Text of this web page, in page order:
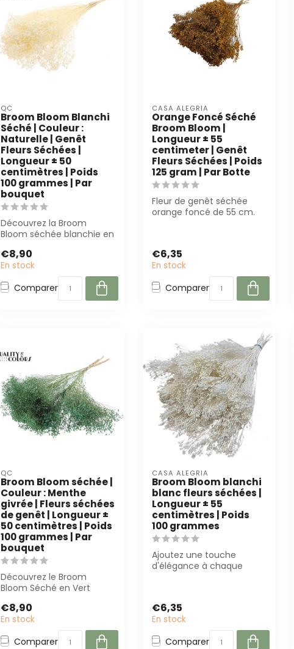
QC
Broom Bloom Blanchi
Séché | Couleur :
Naturelle | Genêt
Fleurs Séchées |
Longueur ± 50
centimètres | Poids
100 grammes | Par
bouquet
Découvrez la Broom
Bloom séchée blanchie en
pour des...
€8,90
En stock
Comparer
CASA ALEGRIA
Orange Foncé Séché
Broom Bloom |
Longueur ± 55
centimeter | Genêt
Fleurs Séchées | Poids
125 gram | Par Botte
Fleur de genêt séchée
orange foncé de 55 cm.
€6,35
En stock
Comparer
QC
Broom Bloom séchée |
Couleur : Menthe
givrée | Fleurs séchées
de genêt | Longueur ±
50 centimètres | Poids
100 grammes | Par
bouquet
Découvrez le Broom
Bloom Séché en Vert
longueur de 50 cm...
€8,90
En stock
Comparer
CASA ALEGRIA
Broom Bloom blanchi
blanc fleurs séchées |
Longueur ± 55
centimètres | Poids
100 grammes
Ajoutez une touche
d'élégance à chaque
€6,35
En stock
Comparer